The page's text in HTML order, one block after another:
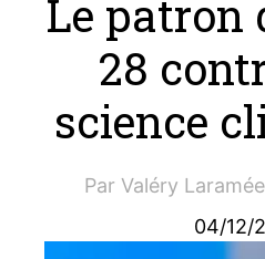
Le patron
28
science
Par Valéry
04/12/